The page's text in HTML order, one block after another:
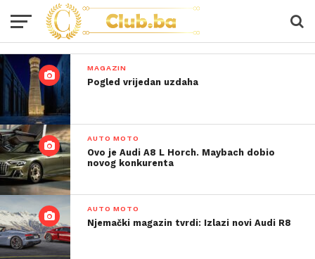
MAGAZIN
Pogled vrijedan uzdaha
AUTO MOTO
Ovo je Audi A8 L Horch. Maybach dobio
novog konkurenta
AUTO MOTO
Njemački magazin tvrdi: Izlazi novi Audi R8